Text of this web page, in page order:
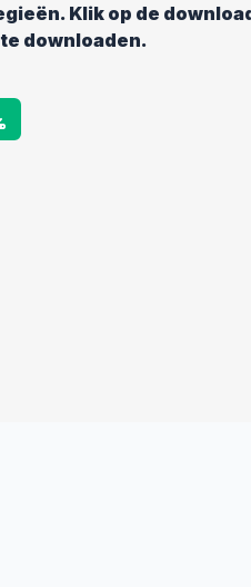
Klik op de
downloaden.